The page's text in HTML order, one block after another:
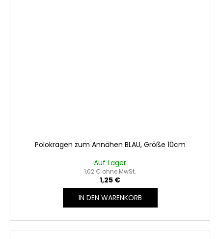
Polokragen zum Annähen BLAU, Größe 10cm
Auf Lager
1,02 € ohne MwSt.
1,25 €
IN DEN WARENKORB